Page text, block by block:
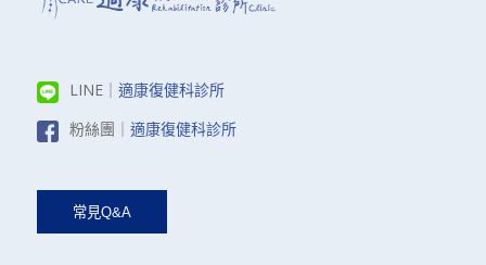
LINE｜ 適康復健科診所
粉絲團｜ 適康復健科診所